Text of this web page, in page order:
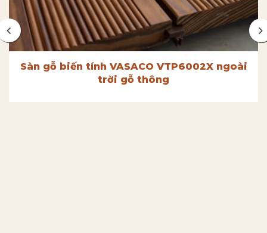
Sàn gỗ biến tính VASACO VTP6002X ngoài
trời gỗ thông